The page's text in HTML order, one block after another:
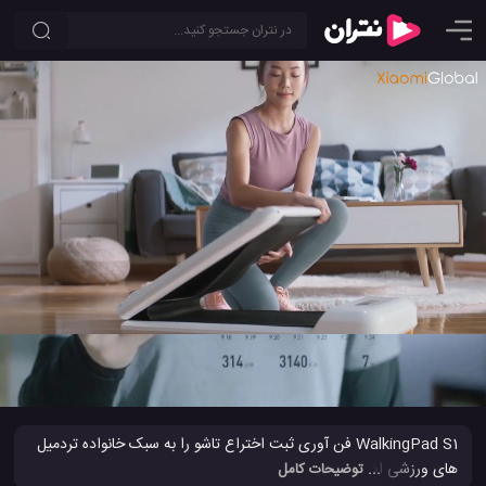
معرفی تردمیل پیاده روی جمع و جور WalkingPad S1 شیائومی
5.0
WalkingPad S1 فن آوری ثبت اختراع تاشو را به سبک خانواده تردمیل
های ورزشی اضافه می کند. این تردمیل با یک ظاهر جمع و جور همراه
... توضیحات کامل